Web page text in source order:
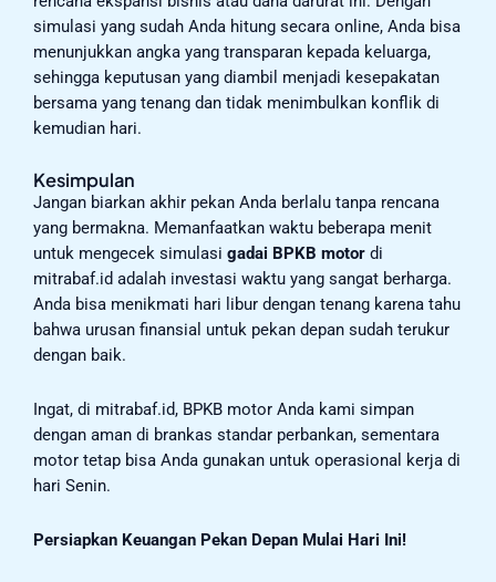
simulasi yang sudah Anda hitung secara online, Anda bisa
menunjukkan angka yang transparan kepada keluarga,
sehingga keputusan yang diambil menjadi kesepakatan
bersama yang tenang dan tidak menimbulkan konflik di
kemudian hari.
Kesimpulan
Jangan biarkan akhir pekan Anda berlalu tanpa rencana
yang bermakna. Memanfaatkan waktu beberapa menit
untuk mengecek simulasi gadai BPKB motor di
mitrabaf.id adalah investasi waktu yang sangat berharga.
Anda bisa menikmati hari libur dengan tenang karena tahu
bahwa urusan finansial untuk pekan depan sudah terukur
dengan baik.
Ingat, di mitrabaf.id, BPKB motor Anda kami simpan
dengan aman di brankas standar perbankan, sementara
motor tetap bisa Anda gunakan untuk operasional kerja di
hari Senin.
Persiapkan Keuangan Pekan Depan Mulai Hari Ini!